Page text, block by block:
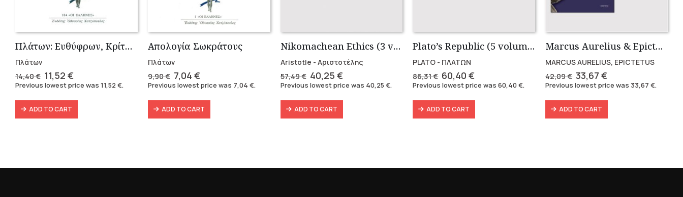
Πλάτων: Ευθύφρων, Κρίτων, Ίων
Πλάτων
14,40€ Original
price
14,40 €.
11,52€
price
11,52 €.
Previous lowest price was 11,52€.
ADD TO CART
Απολογία Σωκράτους
Πλάτων
9,90€ Original
price
9,90 €.
7,04 €Current
price
is:
7,04 €.
Previous lowest price was 7,04 €.
ADD TO CART
Nikomachean Ethics (3 volumes)
Aristotle - Αριστοτέλης
57,49€ Original
price
57,49 €.
40,25 €Current
price
40,25 €.
Previous lowest price was 40,25 €.
ADD TO CART
Plato’s Republic (5 volumes)
PLATO - ΠΛΑΤΩΝ
86,31€ Original
price
86,31 €.
60,40€
price
60,40 €.
Previous lowest price was60,40€.
ADD TO CART
Marcus Aurelius & Epictetus (Compact works in Greek)
MARCUS AURELIUS, EPICTETUS
42,09€ Original
price
42,09 €.
33,67€
price
33,67 €.
Previous lowest price was 33,67€.
ADD TO CART